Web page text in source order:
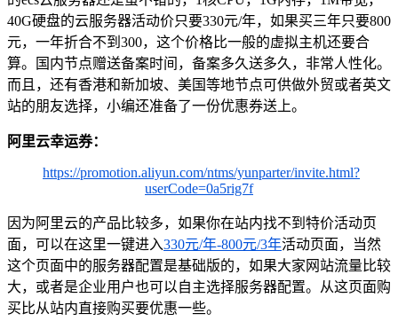
40G硬盘的云服务器活动价只要330元/年，如果买三年只要800
元，一年折合不到300，这个价格比一般的虚拟主机还要合
算。国内节点赠送备案时间，备案多久送多久，非常人性化。
而且，还有香港和新加坡、美国等地节点可供做外贸或者英文
站的朋友选择，小编还准备了一份优惠券送上。
阿里云幸运券：
https://promotion.aliyun.com/ntms/yunparter/invite.html?
userCode=0a5rig7f
因为阿里云的产品比较多，如果你在站内找不到特价活动页
面，可以在这里一键进入330元/年-800元/3年活动页面，当然
这个页面中的服务器配置是基础版的，如果大家网站流量比较
大，或者是企业用户也可以自主选择服务器配置。从这页面购
买比从站内直接购买要优惠一些。